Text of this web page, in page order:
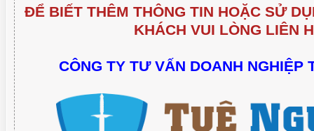
ĐỂ BIẾT THÊM THÔNG TIN HOẶC SỬ
KHÁCH VUI LÒNG LIÊN
CÔNG TY TƯ VẤN DOANH NGHIỆP